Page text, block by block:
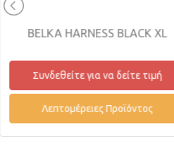
BELKA HARNESS BLACK XL
Συνδεθείτε για να δείτε τιμή
Λεπτομέρειες Προϊόντος